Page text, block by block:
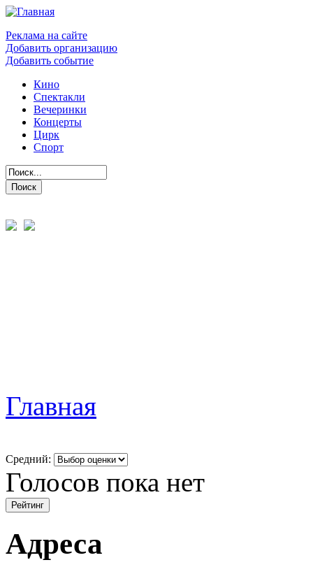
Реклама на сайте
Добавить организацию
Добавить событие
Кино
Спектакли
Вечеринки
Концерты
Цирк
Спорт
Главная
Средний:
Голосов пока нет
Адреса